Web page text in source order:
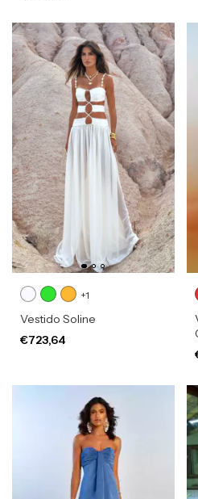
+1
Vestido Soline
€723,64